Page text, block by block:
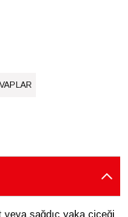
veya sağdıç yaka çiçeği